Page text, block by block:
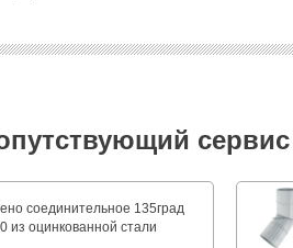
сервис
соединительное 135град
из оцинкованной стали